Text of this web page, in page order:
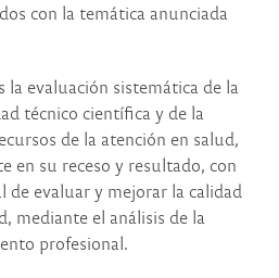
con la temática anunciada
la evaluación sistemática de la
técnico científica y de la
de la atención en salud,
en su receso y resultado, con
evaluar y mejorar la calidad
mediante el análisis de la
profesional.